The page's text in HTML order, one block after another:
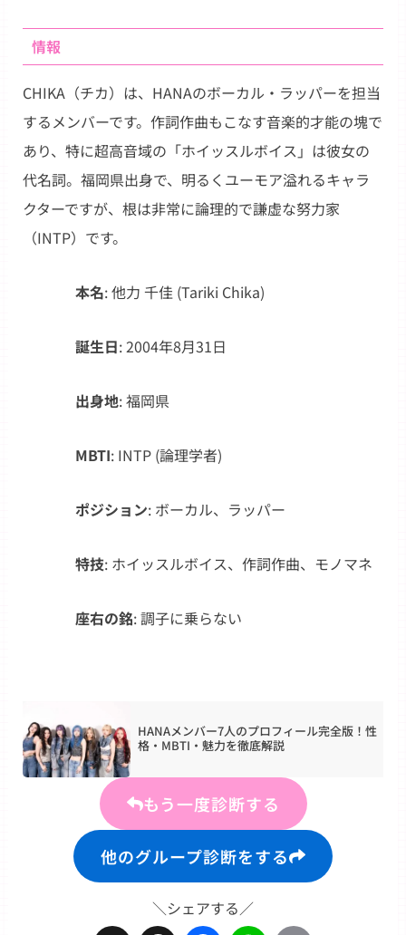
情報
CHIKA（チカ）は、HANAのボーカル・ラッパーを担当
するメンバーです。作詞作曲もこなす音楽的才能の塊で
あり、特に超高音域の「ホイッスルボイス」は彼女の
代名詞。福岡県出身で、明るくユーモア溢れるキャラ
クターですが、根は非常に論理的で謙虚な努力家
（INTP）です。
本名: 他力 千佳 (Tariki Chika)
誕生日: 2004年8月31日
出身地: 福岡県
MBTI: INTP (論理学者)
ポジション: ボーカル、ラッパー
特技: ホイッスルボイス、作詞作曲、モノマネ
座右の銘: 調子に乗らない
HANAメンバー7人のプロフィール完全版！性
格・MBTI・魅力を徹底解説
もう一度診断する
他のグループ診断をする
＼シェアする／